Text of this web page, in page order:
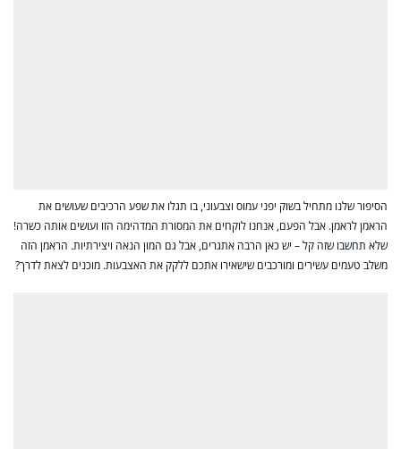
הסיפור שלנו מתחיל בשוק יפני עמוס וצבעוני, בו תגלו את שפע הרכיבים שעושים את
הראמן לראמן. אבל הפעם, אנחנו לוקחים את המסורת המדהימה הזו ועושים אותה כשרה!
שלא תחשבו שזה קל – יש כאן הרבה אתגרים, אבל גם המון הנאה ויצירתיות. הראמן הזה
משלב טעמים עשירים ומורכבים שישאירו אתכם ללקק את האצבעות. מוכנים לצאת לדרך?